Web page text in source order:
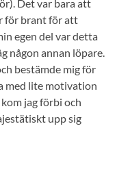
Det var bara att
för brant för att
egen del var detta
någon annan löpare.
bestämde mig för
med lite motivation
jag förbi och
upp sig